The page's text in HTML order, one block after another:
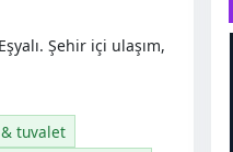
Şehir içi ulaşım,
tuvalet